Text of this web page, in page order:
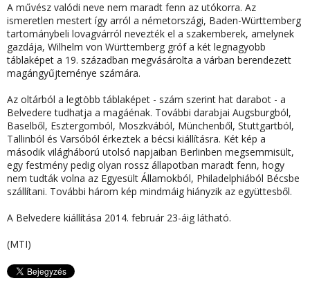
A művész valódi neve nem maradt fenn az utókorra. Az
ismeretlen mestert így arról a németországi, Baden-Württemberg
tartománybeli lovagvárról nevezték el a szakemberek, amelynek
gazdája, Wilhelm von Württemberg gróf a két legnagyobb
táblaképet a 19. században megvásárolta a várban berendezett
magángyűjteménye számára.
Az oltárból a legtöbb táblaképet - szám szerint hat darabot - a
Belvedere tudhatja a magáénak. További darabjai Augsburgból,
Baselből, Esztergomból, Moszkvából, Münchenből, Stuttgartból,
Tallinból és Varsóból érkeztek a bécsi kiállításra. Két kép a
második világháború utolsó napjaiban Berlinben megsemmisült,
egy festmény pedig olyan rossz állapotban maradt fenn, hogy
nem tudták volna az Egyesült Államokból, Philadelphiából Bécsbe
szállítani. További három kép mindmáig hiányzik az együttesből.
A Belvedere kiállítása 2014. február 23-áig látható.
(MTI)